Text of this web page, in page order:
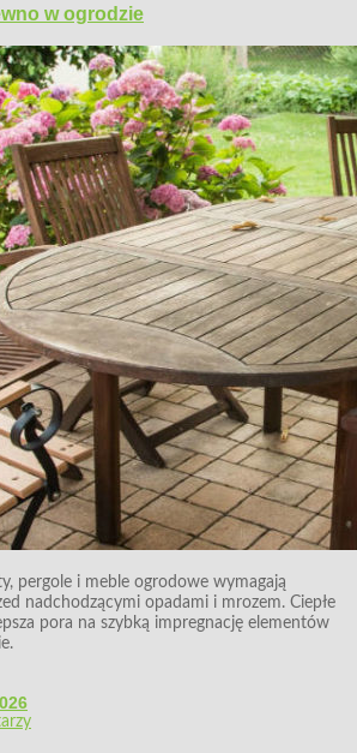
w ogrodzie
pergole i meble ogrodowe wymagają
nadchodzącymi opadami i mrozem. Ciepłe
pora na szybką impregnację elementów